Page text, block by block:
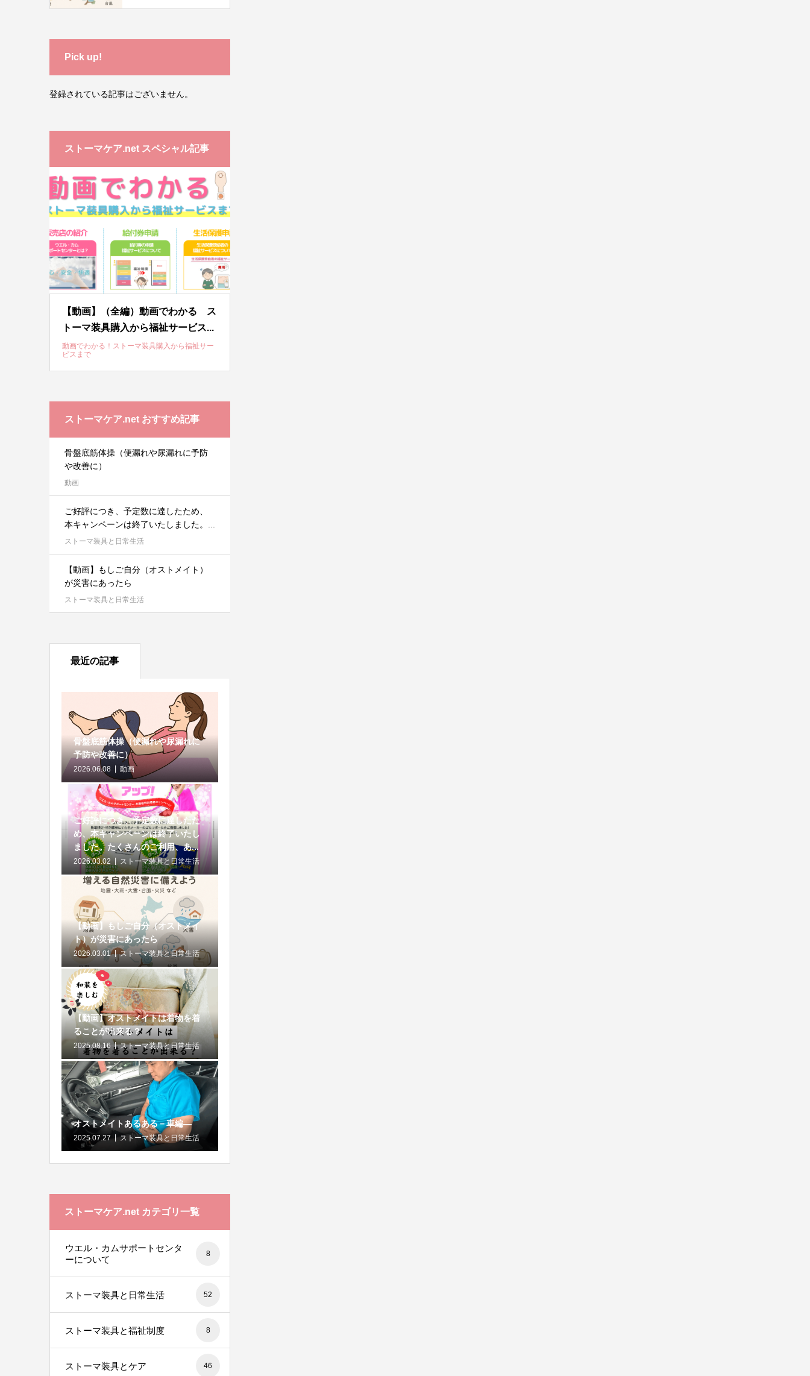
Pick up!
登録されている記事はございません。
ストーマケア.net スペシャル記事
【動画】（全編）動画でわかる ス
トーマ装具購入から福祉サービス...
動画でわかる！ストーマ装具購入から福祉サー
ビスまで
ストーマケア.net おすすめ記事
骨盤底筋体操（便漏れや尿漏れに予防
や改善に）
動画
ご好評につき、予定数に達したため、
本キャンペーンは終了いたしました。...
ストーマ装具と日常生活
【動画】もしご自分（オストメイト）
が災害にあったら
ストーマ装具と日常生活
最近の記事
骨盤底筋体操（便漏れや尿漏れに
予防や改善に）
2026.06.08 動画
ご好評につき、予定数に達したた
め、本キャンペーンは終了いたし
ました。たくさんのご利用、あ...
2026.03.02 ストーマ装具と日常生活
【動画】もしご自分（オストメイ
ト）が災害にあったら
2026.03.01 ストーマ装具と日常生活
【動画】オストメイトは着物を着
ることが出来る？
2025.08.16 ストーマ装具と日常生活
オストメイトあるある－車編―
2025.07.27 ストーマ装具と日常生活
ストーマケア.net カテゴリ一覧
ウエル・カムサポートセンタ
ーについて
8
ストーマ装具と日常生活 52
ストーマ装具と福祉制度 8
ストーマ装具とケア 46